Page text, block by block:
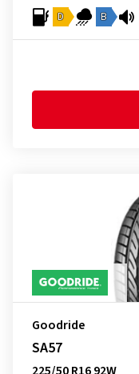
D B
Goodride
SA57